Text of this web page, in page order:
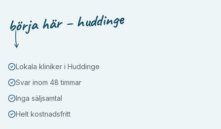
börja här – huddinge
Lokala kliniker i Huddinge
Svar inom 48 timmar
Inga säljsamtal
Helt kostnadsfritt